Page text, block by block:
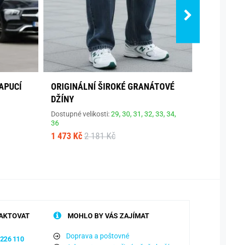
ORIGINÁLNÍ ŠIROKÉ GRANÁTOVÉ
DŽÍNY
Dostupné velikosti:29,30,31,32,33,34,
36
1 473 Kč 2 181 Kč
110
MOHLO BY VÁS ZAJÍMAT
Doprava a poštovné